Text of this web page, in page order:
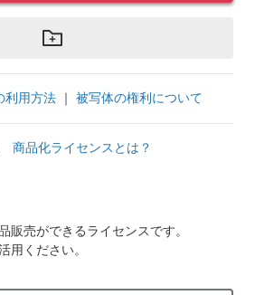
利用方法 ｜ 被写体の権利について
商品化ライセンスとは？
販売ができるライセンスです。
用ください。